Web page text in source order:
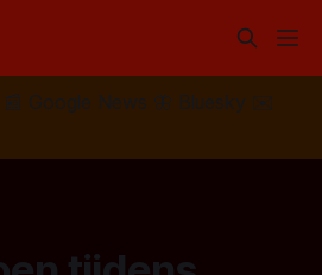
📰 Google News 🦋 Bluesky
✉️